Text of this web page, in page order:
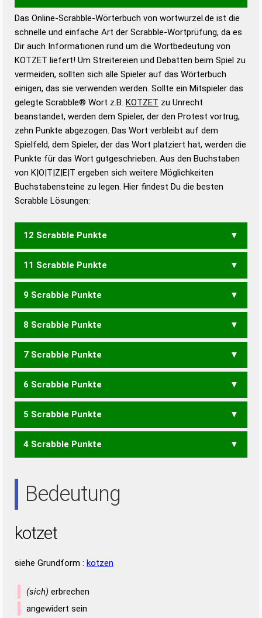
Wortwurzel liefert mit Hilfe eines semantischen
Wortanalyse-Algorithmus gute Anhaltspunkte zu
Wortbedeutung, Worttrennung und Wortform, um die
Gültigkeit eines Wortes für das Scrabble-Spiel zu
bestimmen!
zugelassene Turnier Scrabble-
Wörterbücher sind:
Duden – Standardwerk in 12 Bänden
Duden – Richtiges und gutes
Deutsch
Duden – Die deutsche Grammatik
Duden – Deutsches
Das Online-Scrabble-Wörterbuch von wortwurzel.de ist die
schnelle und einfache Art der Scrabble-Wortprüfung, da es
Dir auch Informationen rund um die Wortbedeutung von
KOTZET liefert! Um Streitereien und Debatten beim Spiel zu
vermeiden, sollten sich alle Spieler auf das Wörterbuch
einigen, das sie verwenden werden. Sollte ein Mitspieler das
gelegte Scrabble® Wort z.B. KOTZET zu Unrecht
beanstandet, werden dem Spieler, der den Protest vortrug,
zehn Punkte abgezogen. Das Wort verbleibt auf dem
Spielfeld, dem Spieler, der das Wort platziert hat, werden die
Punkte für das Wort gutgeschrieben. Aus den Buchstaben
von K|O|T|Z|E|T ergeben sich weitere Möglichkeiten
Buchstabensteine zu legen. Hier findest Du die besten
Scrabble Lösungen:
12 Scrabble Punkte
KOTZTE
11 Scrabble Punkte
KOTZT
9 Scrabble Punkte
KOTET
8 Scrabble Punkte
KOTE ZOTET ZOTTE
7 Scrabble Punkte
KETT ZOTE
6 Scrabble Punkte
ZOT ZETT
5 Scrabble Punkte
TOTE
4 Scrabble Punkte
Bedeutung
kotzet
siehe Grundform : kotzen
(sich) erbrechen
angewidert sein